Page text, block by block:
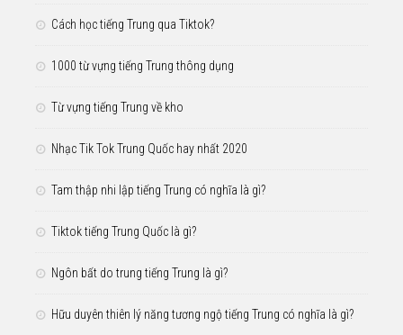
Cách học tiếng Trung qua Tiktok?
1000 từ vựng tiếng Trung thông dụng
Từ vựng tiếng Trung về kho
Nhạc Tik Tok Trung Quốc hay nhất 2020
Tam thập nhi lập tiếng Trung có nghĩa là gì?
Tiktok tiếng Trung Quốc là gì?
Ngôn bất do trung tiếng Trung là gì?
Hữu duyên thiên lý năng tương ngộ tiếng Trung có nghĩa là gì?